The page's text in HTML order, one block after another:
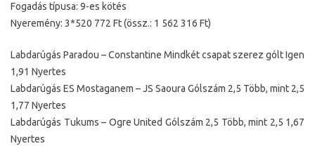
Fogadás típusa: 9-es kötés
Nyeremény: 3*520 772 Ft (össz.: 1 562 316 Ft)
Labdarúgás Paradou – Constantine Mindkét csapat szerez gólt Igen
1,91 Nyertes
Labdarúgás ES Mostaganem – JS Saoura Gólszám 2,5 Több, mint 2,5
1,77 Nyertes
Labdarúgás Tukums – Ogre United Gólszám 2,5 Több, mint 2,5 1,67
Nyertes